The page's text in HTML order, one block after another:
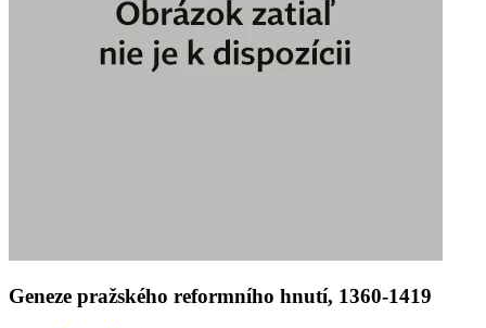
Geneze pražského reformního hnutí, 1360-1419